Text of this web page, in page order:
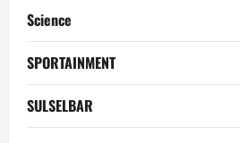
Science
SPORTAINMENT
SULSELBAR